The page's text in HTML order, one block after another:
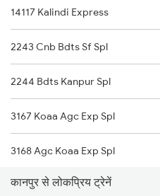
Kanpur to Khanna Trains
Kanpur to Khandwa Trains
14117 Kalindi Express
2243 Cnb Bdts Sf Spl
2244 Bdts Kanpur Spl
3167 Koaa Agc Exp Spl
3168 Agc Koaa Exp Spl
4161 Cnb Anvt Spl
कानपुर से लोकप्रिय ट्रेनें